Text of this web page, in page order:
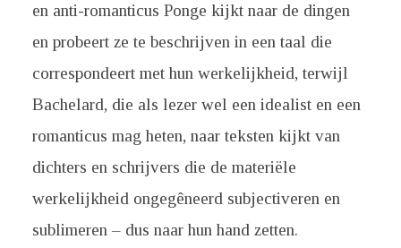
en anti-romanticus Ponge kijkt naar de dingen
en probeert ze te beschrijven in een taal die
correspondeert met hun werkelijkheid, terwijl
Bachelard, die als lezer wel een idealist en een
romanticus mag heten, naar teksten kijkt van
dichters en schrijvers die de materiële
werkelijkheid ongegêneerd subjectiveren en
sublimeren – dus naar hun hand zetten.